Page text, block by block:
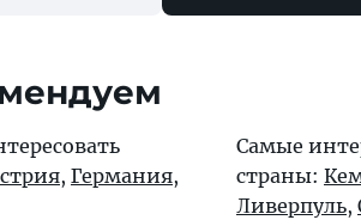
, Германия,
Самые
страны:
Ливерпуль,